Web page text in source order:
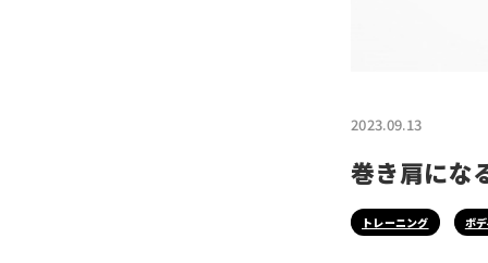
2023.09.13
巻き肩にな
トレーニング ボ